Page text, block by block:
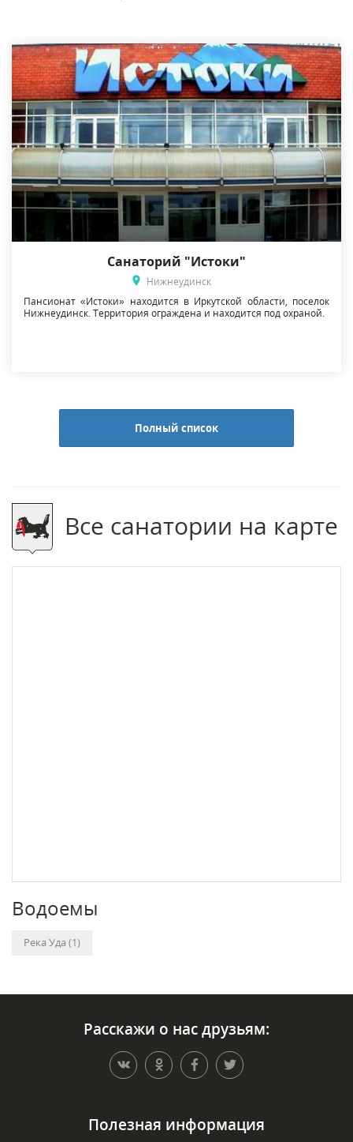
Санаторий "Истоки"
Нижнеудинск
Пансионат «Истоки» находится в Иркутской области, поселок
Нижнеудинск. Территория ограждена и находится под охраной.
Полный список
Все санатории на карте
Водоемы
Река Уда (1)
Расскажи о нас друзьям:
Полезная информация